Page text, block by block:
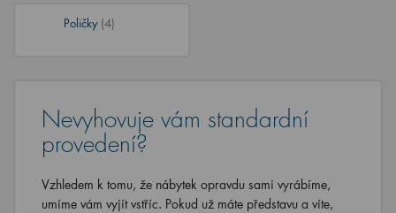
Poličky (4)
Nevyhovuje vám standardní
provedení?
Vzhledem k tomu, že nábytek opravdu sami vyrábíme,
umíme vám vyjít vstříc. Pokud už máte představu a víte,